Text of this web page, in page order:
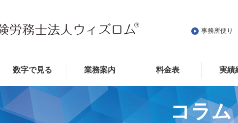
事務所便り
数字で見る 業務案内 料金表 実績
コラム